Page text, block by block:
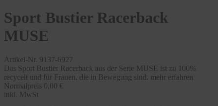
Sport Bustier Racerback
MUSE
Artikel-Nr. 9137-6927
Das Sport Bustier Racerback aus der Serie MUSE ist zu 100%
recycelt und für Frauen, die in Bewegung sind. mehr erfahren
Normalpreis 0,00 €
inkl. MwSt